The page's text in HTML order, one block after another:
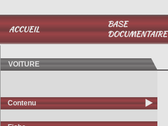
ACCUEIL
BASE
DOCUMENTAIRE
VOITURE
Contenu